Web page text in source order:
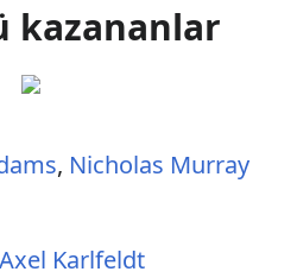
kazananlar
, Nicholas Murray
Karlfeldt